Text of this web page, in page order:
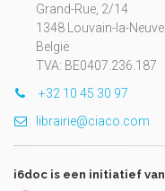
Grand-Rue, 2/14
1348 Louvain-la-Neuve
België
TVA: BE0407.236.187
+32 10 45 30 97
librairie@ciaco.com
i6doc is een initiatief